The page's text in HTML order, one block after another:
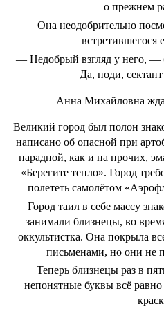
о прежнем
Она неодобрительно
встретившегося
— Недобрый взгляд у него,
Да, поди,
Анна Михайловна
Великий город был полон
написано об опасной при
парадной, как и на прочих,
«Берегите тепло». Город
полететь самолётом
Город таил в себе массу
занимали близнецы, во
оккультистка. Она покрыла
письменами, но они не
Теперь близнецы раз в
непонятные буквы всё